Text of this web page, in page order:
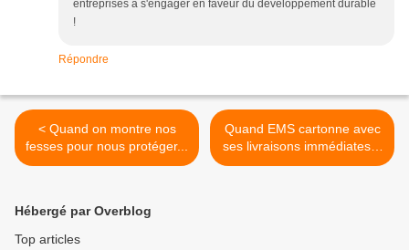
entreprises à s'engager en faveur du développement durable
!
Répondre
< Quand on montre nos
fesses pour nous protéger...
Quand EMS cartonne avec
ses livraisons immédiates...
>
Hébergé par Overblog
Top articles